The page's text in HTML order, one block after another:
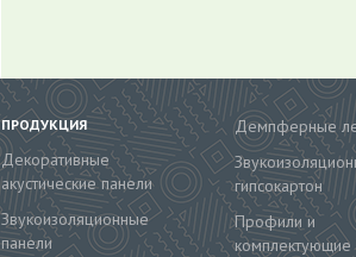
ПРОДУКЦИЯ
Декоративные
акустические панели
Звукоизоляционные
панели
Демпферные
гипсокартон
Профили и
комплектующие